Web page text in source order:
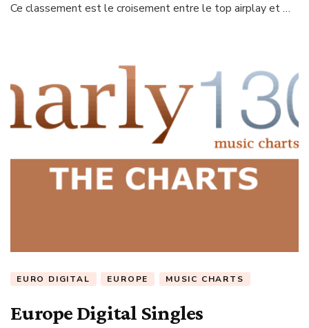
Ce classement est le croisement entre le top airplay et …
EURO DIGITAL EUROPE MUSIC CHARTS
Europe Digital Singles